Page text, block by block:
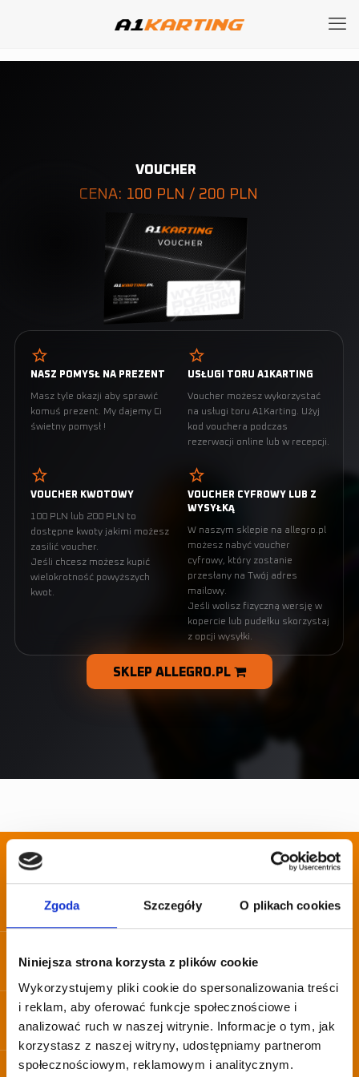
Zgoda Szczegóły O plikach cookies
Niniejsza strona korzysta z plików cookie
Wykorzystujemy pliki cookie do spersonalizowania treści
i reklam, aby oferować funkcje społecznościowe i
analizować ruch w naszej witrynie. Informacje o tym, jak
korzystasz z naszej witryny, udostępniamy partnerom
społecznościowym, reklamowym i analitycznym.
NASZ POMYSŁ NA PREZENT
Masz tyle okazji aby sprawić
komuś prezent. My dajemy Ci
świetny pomysł !
USŁUGI TORU A1KARTING
Voucher możesz wykorzystać
na usługi toru A1Karting. Użyj
kod vouchera podczas
rezerwacji online lub w recepcji.
VOUCHER KWOTOWY
100 PLN lub 200 PLN to
dostępne kwoty jakimi możesz
zasilić voucher.
Jeśli chcesz możesz kupić
wielokrotność powyższych
kwot.
VOUCHER CYFROWY LUB Z
WYSYŁKĄ
W naszym sklepie na allegro.pl
możesz nabyć voucher
cyfrowy, który zostanie
przesłany na Twój adres
mailowy.
Jeśli wolisz fizyczną wersję w
kopercie lub pudełku skorzystaj
z opcji wysyłki.
VOUCHER
CENA: 100 PLN / 200 PLN
SKLEP ALLEGRO.PL
Ważne informacje !
Każdy zakupiony voucher jest ważny przez 180 dni od
rezerwacji online lub voucher podczas płatności w
Wartość środków na voucherach wymienna jest na
przejazdy po torze, akcesoria oraz usługę jazdy z
instruktorem.
Wartość środków na voucherach nie jest zwrotna.